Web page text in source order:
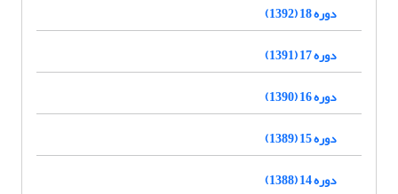
دوره 18 (1392)
دوره 17 (1391)
دوره 16 (1390)
دوره 15 (1389)
دوره 14 (1388)